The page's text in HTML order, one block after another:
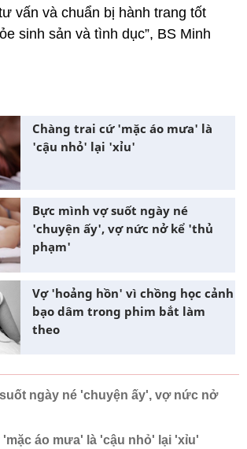
vấn và chuẩn bị hành trang tốt
sinh sản và tình dục”, BS Minh
Chàng trai cứ 'mặc áo mưa' là
'cậu nhỏ' lại 'xỉu'
Bực mình vợ suốt ngày né
'chuyện ấy', vợ nức nở kể 'thủ
phạm'
Vợ 'hoảng hồn' vì chồng học cảnh
bạo dâm trong phim bắt làm
theo
ngày né 'chuyện ấy', vợ nức nở
áo mưa' là 'cậu nhỏ' lại 'xỉu'